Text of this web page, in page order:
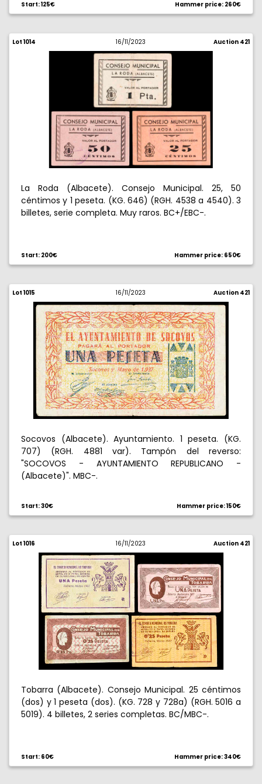
Start: 125€ Hammer price: 260€
Lot 1014 16/11/2023 Auction 421
La Roda (Albacete). Consejo Municipal. 25, 50
céntimos y 1 peseta. (KG. 646) (RGH. 4538 a 4540). 3
billetes, serie completa. Muy raros. BC+/EBC-.
Start: 200€ Hammer price: 650€
Lot 1015 16/11/2023 Auction 421
Socovos (Albacete). Ayuntamiento. 1 peseta. (KG.
707) (RGH. 4881 var). Tampón del reverso:
"SOCOVOS - AYUNTAMIENTO REPUBLICANO -
(Albacete)". MBC-.
Start: 30€ Hammer price: 150€
Lot 1016 16/11/2023 Auction 421
Tobarra (Albacete). Consejo Municipal. 25 céntimos
(dos) y 1 peseta (dos). (KG. 728 y 728a) (RGH. 5016 a
5019). 4 billetes, 2 series completas. BC/MBC-.
Start: 60€ Hammer price: 340€